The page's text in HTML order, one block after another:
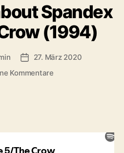
Spandex
(1994)
Veröffentlichungsdatum
27. März 2020
Kommentarezu
Crow